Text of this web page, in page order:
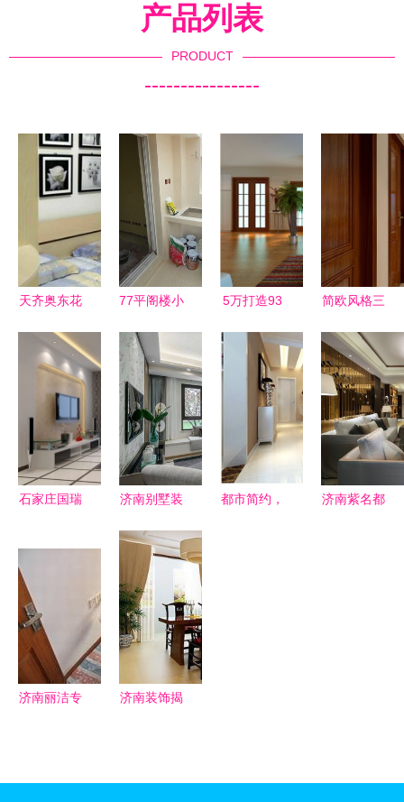
产品列表
PRODUCT
----------------
天齐奥东花
室两厅，南
北通透拎包
入住
77平阁楼小
章 59天半
包装修记
5万打造93
二居室——
济南海信慧
园装修案例
赏析
简欧风格三
米装修案例
鑫苑名家
5.8万打造
温馨雅居
石家庄国瑞
简约二居室
8.7万打造
通透温馨家
济南别墅装
择？兼具卓
越设计与精
湛施工的装
修公司推荐
都市简约，
济南紫名都
济南丽洁专
济南装饰揭